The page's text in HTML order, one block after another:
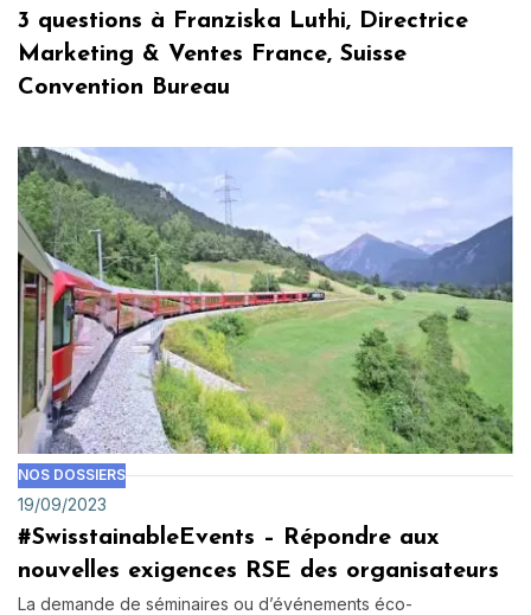
3 questions à Franziska Luthi, Directrice
Marketing & Ventes France, Suisse
Convention Bureau
NOS DOSSIERS
19/09/2023
#SwisstainableEvents – Répondre aux
nouvelles exigences RSE des organisateurs
La demande de séminaires ou d’événements éco-